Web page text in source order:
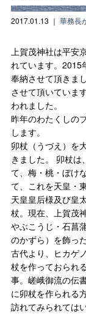
2017.01.13 ｜ 華務長
上賀茂神社は平安
れています。2015
奉納させて頂きま
させて頂いていま
われました。
昨年のわたくしの
します。
卯杖（うづえ）を
きました。 卯杖は
て、梅・桃・ぼけ
て、これを天皇・
天皇皇后様及び皇
杖。現在、上賀茂
やぶこうじ・石菖
のかずら）を飾っ
古代より、ヒカゲ
杖を作っておられ
事。嵯峨御流の伝
に卯杖を作られる
訪れてみられては